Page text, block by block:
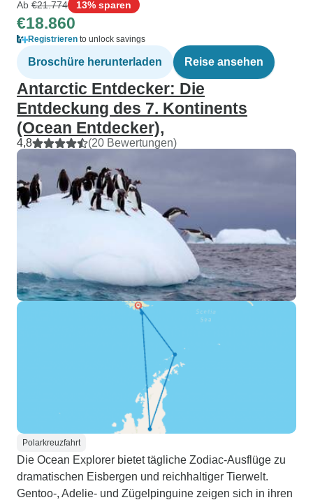
Ab €21.774 13% sparen
€18.860
Registrieren to unlock savings
Broschüre herunterladen Reise ansehen
Antarctic Entdecker: Die
Entdeckung des 7. Kontinents
(Ocean Entdecker),
4,8 (20 Bewertungen)
Polarkreuzfahrt
Die Ocean Explorer bietet tägliche Zodiac-Ausflüge zu
dramatischen Eisbergen und reichhaltiger Tierwelt.
Gentoo-, Adelie- und Zügelpinguine zeigen sich in ihren